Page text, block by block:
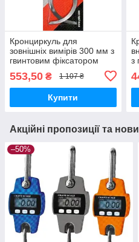
Кронциркуль для
зовнішніх вимірів 300 мм з
гвинтовим фіксатором
553,50 ₴ 1 107 ₴
Купити
з
Акційні пропозиції та
–50%